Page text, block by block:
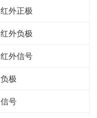
红外正极
红外负极
红外信号
负极
信号